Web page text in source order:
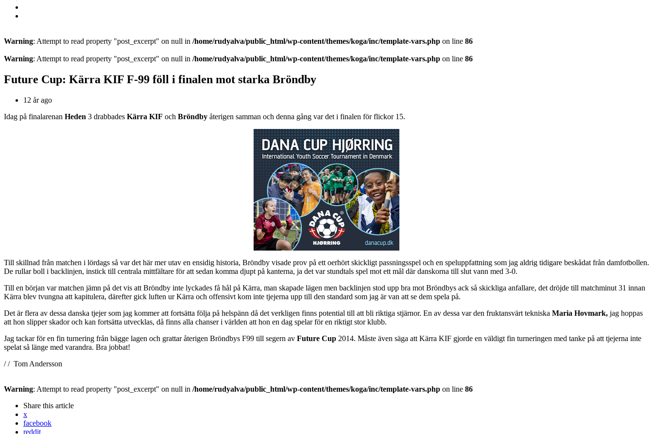
Warning: Attempt to read property "post_excerpt" on null in /home/rudyalva/public_html/wp-content/themes/koga/inc/template-vars.php on line 86
Warning: Attempt to read property "post_excerpt" on null in /home/rudyalva/public_html/wp-content/themes/koga/inc/template-vars.php on line 86
Future Cup: Kärra KIF F-99 föll i finalen mot starka Bröndby
12 år ago
Idag på finalarenan Heden 3 drabbades Kärra KIF och Bröndby återigen samman och denna gång var det i finalen för flickor 15.
Till skillnad från matchen i lördags så var det här mer utav en ensidig historia, Bröndby visade prov på ett oerhört skickligt passningsspel och en speluppfattning som jag aldrig tidigare beskådat från damfotbollen.
De rullar boll i backlinjen, instick till centrala mittfältare för att sedan komma djupt på kanterna, ja det var stundtals spel mot ett mål där danskorna till slut vann med 3-0.
Till en början var matchen jämn på det vis att Bröndby inte lyckades få hål på Kärra, man skapade lägen men backlinjen stod upp bra mot Bröndbys ack så skickliga anfallare, det dröjde till matchminut 31 innan
Kärra blev tvungna att kapitulera, därefter gick luften ur Kärra och offensivt kom inte tjejerna upp till den standard som jag är van att se dem spela på.
Det är flera av dessa danska tjejer som jag kommer att fortsätta följa på helspänn då det verkligen finns potential till att bli riktiga stjärnor. En av dessa var den fruktansvärt tekniska Maria Hovmark, jag hoppas
att hon slipper skador och kan fortsätta utvecklas, då finns alla chanser i världen att hon en dag spelar för en riktigt stor klubb.
Jag tackar för en fin turnering från bägge lagen och grattar återigen Bröndbys F99 till segern av Future Cup 2014. Måste även säga att Kärra KIF gjorde en väldigt fin turneringen med tanke på att tjejerna inte
spelat så länge med varandra. Bra jobbat!
/ / Tom Andersson
Warning: Attempt to read property "post_excerpt" on null in /home/rudyalva/public_html/wp-content/themes/koga/inc/template-vars.php on line 86
Share this article
x
facebook
reddit